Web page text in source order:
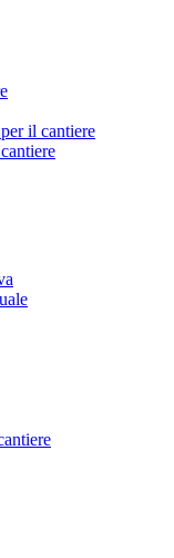
il cantiere